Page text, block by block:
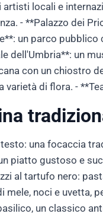
artisti locali e
- **Palazzo dei
un parco
dell'Umbria**: un
con un chiostro
varietà di flora. -
una focaccia
piatto gustoso e
al tartufo nero:
mele, noci e uvetta,
un classico